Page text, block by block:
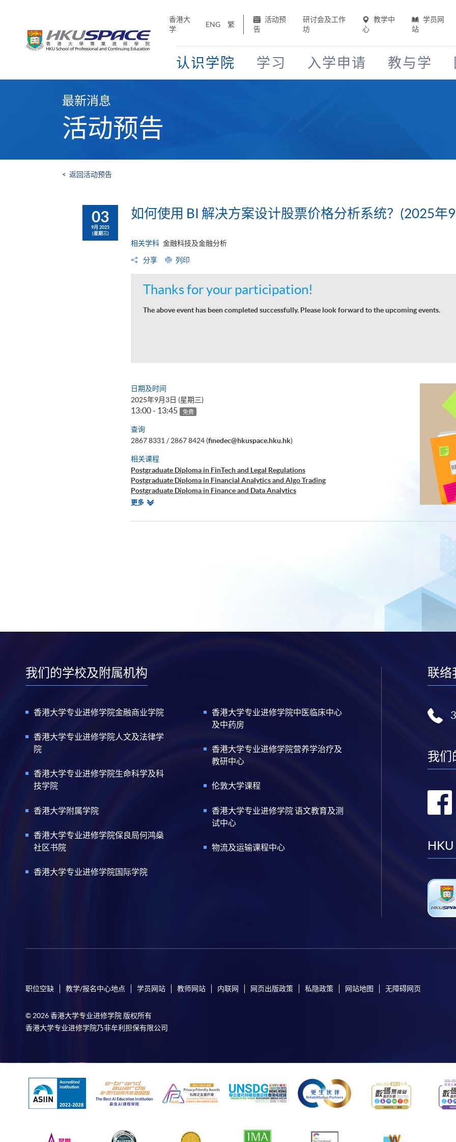
香港大
学
ENG 繁
活动预
告
研讨会及工作
坊
教学中
心
学员网
站
认识学院 学习 入学申请 教与学
最新消息
活动预告
< 返回活动预告
03
9月 2025
(星期三)
如何使用 BI 解决方案设计股票价格分析系统？(2025年
相关学科 金融科技及金融分析
分享 列印
Thanks for your participation!
The above event has been completed successfully. Please look forward to the upcoming events.
日期及时间
2025年9月3日 (星期三)
13:00 - 13:45 免费
查询
2867 8331 / 2867 8424 (finedec@hkuspace.hku.hk)
相关课程
Postgraduate Diploma in FinTech and Legal Regulations
Postgraduate Diploma in Financial Analytics and Algo Trading
Postgraduate Diploma in Finance and Data Analytics
Certificate for Module (Technical Analysis and Data Analytics for Stock Investment)
Executive Certificate in Interpretation and Visualization of Business Big Data
更多相
课
我们的学校及附属机构
香港大学专业进修学院金融商业学院
香港大学专业进修学院人文及法律学
院
香港大学专业进修学院生命科学及科
技学院
香港大学附属学院
香港大学专业进修学院保良局何鸿燊
社区书院
香港大学专业进修学院国际学院
香港大学专业进修学院中医临床中心
及中药房
香港大学专业进修学院营养学治疗及
教研中心
伦敦大学课程
香港大学专业进修学院 语文教育及测
试中心
物流及运输课程中心
联络
我们
HKU
职位空缺 教学/报名中心地点 学员网站 教师网站 内联网 网页出版政策 私隐政策 网站地图 无障碍网页
© 2026 香港大学专业进修学院 版权所有
香港大学专业进修学院乃非牟利担保有限公司